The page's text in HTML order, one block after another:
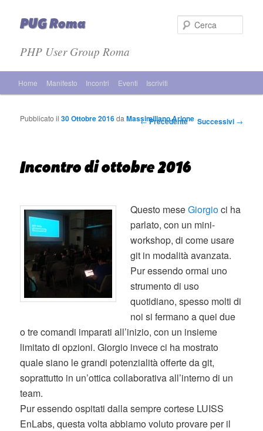
PUG Roma
PHP User Group Roma
Menù principale
Vai al contenuto principale
Vai al contenuto secondario
Home Manifesto Incontri Eventi Iscriviti
Navigazione articolo
←Precedente Successivi →
Incontro di ottobre 2016
Pubblicato il30 Ottobre 2016daMassimiliano Arione
Questo meseGiorgioci ha
parlato, con un mini-
workshop, di come usare
git in modalità avanzata.
Pur essendo ormai uno
strumento di uso
quotidiano, spesso molti di
noi si fermano a quei due
o tre comandi imparati all’inizio, con un insieme
limitato di opzioni. Giorgio invece ci ha mostrato
quale siano le grandi potenzialità offerte da git,
soprattutto in un’ottica collaborativa all’interno di un
team.
Pur essendo ospitati dalla sempre cortese LUISS
EnLabs, questa volta abbiamo voluto provare per il